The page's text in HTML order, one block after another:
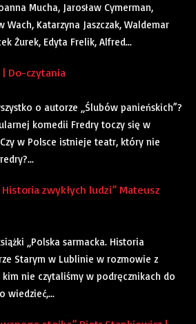
Mucha, Jarosław Cymerman,
Wach, Katarzyna Jaszczak, Waldemar
Żurek, Edyta Frelik, Alfred...
Do-czytania
o autorze „Ślubów panieńskich”?
komedii Fredry toczy się w
w Polsce istnieje teatr, który nie
zwykłych ludzi” Mateusz
„Polska sarmacka. Historia
Starym w Lublinie w rozmowie z
kim nie czytaliśmy w podręcznikach do
wiedzieć,...